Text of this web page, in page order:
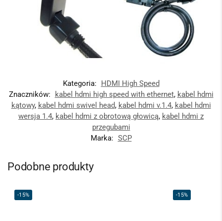
Kategoria:
HDMI High Speed
Znaczników:
kabel hdmi high speed with ethernet, kabel hdmi
kątowy, kabel hdmi swivel head, kabel hdmi v.1.4, kabel hdmi
wersja 1.4, kabel hdmi z obrotową głowicą, kabel hdmi z
przegubami
Marka: SCP
Podobne produkty
-15% -15%